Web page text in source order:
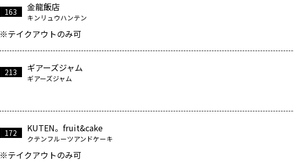
163 金龍飯店
キンリュウハンテン
※テイクアウトのみ可
213 ギアーズジャム
ギアーズジャム
172 KUTEN。fruit&cake
クテンフルーツアンドケーキ
※テイクアウトのみ可